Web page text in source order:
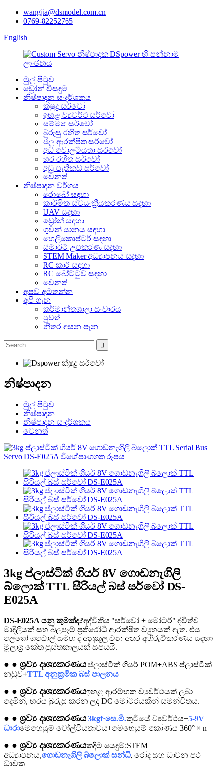
wangjia@dsmodel.com.cn
0769-82252765
English
මුල් පිටුව
ඩ්‍රෝන් විසඳුම
නිෂ්පාදන සංදර්ශකය
ක්ෂුද්‍ර සර්වෝ
ඉහළ ව්‍යවර්ථ සර්වෝ
සම්මත සර්වෝ
බුරුසු රහිත සර්වෝ
ජල ආරක්ෂිත සර්වෝ
අධි වෝල්ටීයතා සර්වෝ
හර රහිත සර්වෝ
අඩු පැතිකඩ සර්වෝ
වෙනත්
නිෂ්පාදන වර්ගය
රොබෝ සඳහා
කාර්මික ස්වයංක්‍රීයකරණය සඳහා
UAV සඳහා
ඩ්‍රෝන් සඳහා
ගුවන් යානය සඳහා
හෙලිකොප්ටර් සඳහා
ස්මාර්ට් උපකරණ සඳහා
STEM Maker අධ්‍යාපනය සඳහා
RC කාර් සඳහා
RC බෝට්ටුව සඳහා
වෙනත්
අපව අමතන්න
අපි ගැන
කර්මාන්තශාලා සංචාරය
පුවත්
නිතර අසන පැන
නිෂ්පාදන
මුල් පිටුව
නිෂ්පාදන
නිෂ්පාදන සංදර්ශකය
වෙනත්
3kg ප්ලාස්ටික් ගියර් 8V ගොඩනැගිලි
බ්ලොක් TTL සීරියල් බස් සර්වෝ DS-
E025A
DS-E025A යනු කුමක්ද?අද්විතීය "සර්වෝ + මෝටර්" ද්විත්ව
මාදිලියක් සහ බලපෑම් ප්‍රතිරෝධී ආරක්ෂිත ව්‍යුහයක් ඇත. එය
ලෙගෝ ගඩොල් සමඟ ද අනුකූල වන අතර අභිරුචිකරණය සඳහා
මූලාශ්‍ර කේත පුස්තකාලයක් සපයයි.
● ● ශ්‍රව්‍ය දෘශ්‍යකරණය ප්ලාස්ටික් ගියර් POM+ABS ප්ලාස්ටික්
නඩුව+TTL අනුක්‍රමික බස් පාලනය
● ● ශ්‍රව්‍ය දෘශ්‍යකරණයඉහළ ආරම්භක ව්‍යවර්ථයක් ලබා
දෙමින්, හරය බුරුසු කරන ලද DC මෝටරයකින් සමන්විතය.
● ● ශ්‍රව්‍ය දෘශ්‍යකරණය 3kgf·සෙ.මී.කුටියේ ව්‍යවර්ථය+5-9V
ධාරාමෙහෙයුම් වෝල්ටීයතාවය+මෙහෙයුම් කෝණය 360° × n
● ● ශ්‍රව්‍ය දෘශ්‍යකරණයකදිම යෙදුම්:STEM
අධ්‍යාපනය,ගොඩනැගිලි බ්ලොක් සන්ධි, රෝද සහ ධාවන පථ
ධාවක